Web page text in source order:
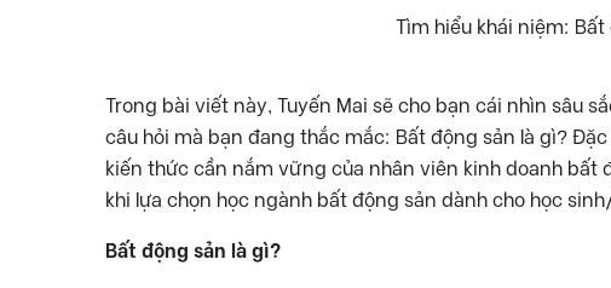
Tìm hiểu khái niệm:
Trong bài viết này, Tuyến Mai sẽ cho bạn cái nhìn sâu
câu hỏi mà bạn đang thắc mắc: Bất động sản là gì?
kiến thức cần nắm vững của nhân viên kinh doanh
khi lựa chọn học ngành bất động sản dành cho học
Bất động sản là gì?